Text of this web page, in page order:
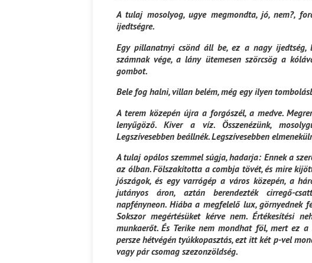
A tulaj mosolyog, ugye megmondta, jó, nem?,
ijedtségre.
Egy pillanatnyi csönd áll be, ez a nagy ijedtség,
számnak vége, a lány ütemesen szörcsög a
gombot.
Bele fog halni, villan belém, még egy ilyen
A terem közepén újra a forgószél, a medve.
lenyűgöző. Kiver a víz. Összenézünk,
Legszívesebben beállnék. Legszívesebben
A tulaj opálos szemmel súgja, hadarja: Ennek a
az ólban. Fölszakította a combja tövét, és mire
jószágok, és egy varrógép a város közepén, a
jutányos áron, aztán berendezték cirregő-
napfényneon. Hiába a megfelelő lux, görnyednek
Sokszor megértésüket kérve nem. Értékesítési
munkaerőt. És Terike nem mondhat föl, mert ez
persze hétvégén tyúkkopasztás, ezt itt két p-vel
vagy pár csomag szezonzöldség.